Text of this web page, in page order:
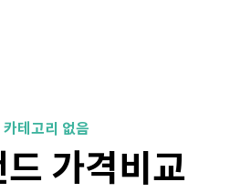
카테고리 없음
가격비교